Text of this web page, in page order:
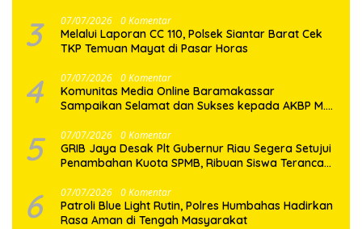
3 07/07/2026 0 Komentar
Melalui Laporan CC 110, Polsek Siantar Barat Cek
TKP Temuan Mayat di Pasar Horas
4 07/07/2026 0 Komentar
Komunitas Media Online Baramakassar
Sampaikan Selamat dan Sukses kepada AKBP M.
5 07/07/2026 0 Komentar
GRIB Jaya Desak Plt Gubernur Riau Segera Setujui
Penambahan Kuota SPMB, Ribuan Siswa Terancam
6 07/07/2026 0 Komentar
Patroli Blue Light Rutin, Polres Humbahas Hadirkan
Rasa Aman di Tengah Masyarakat